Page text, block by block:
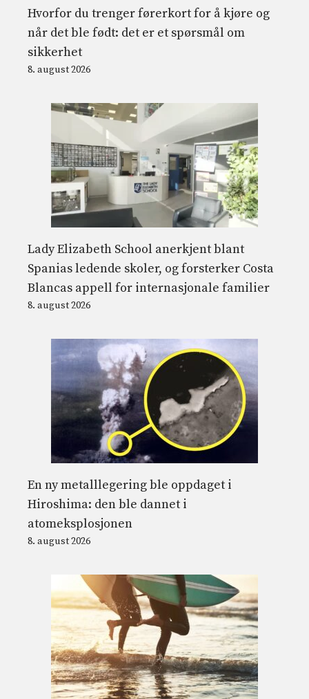
Hvorfor du trenger førerkort for å kjøre og
når det ble født: det er et spørsmål om
sikkerhet
8. august 2026
Lady Elizabeth School anerkjent blant
Spanias ledende skoler, og forsterker Costa
Blancas appell for internasjonale familier
8. august 2026
En ny metalllegering ble oppdaget i
Hiroshima: den ble dannet i
atomeksplosjonen
8. august 2026